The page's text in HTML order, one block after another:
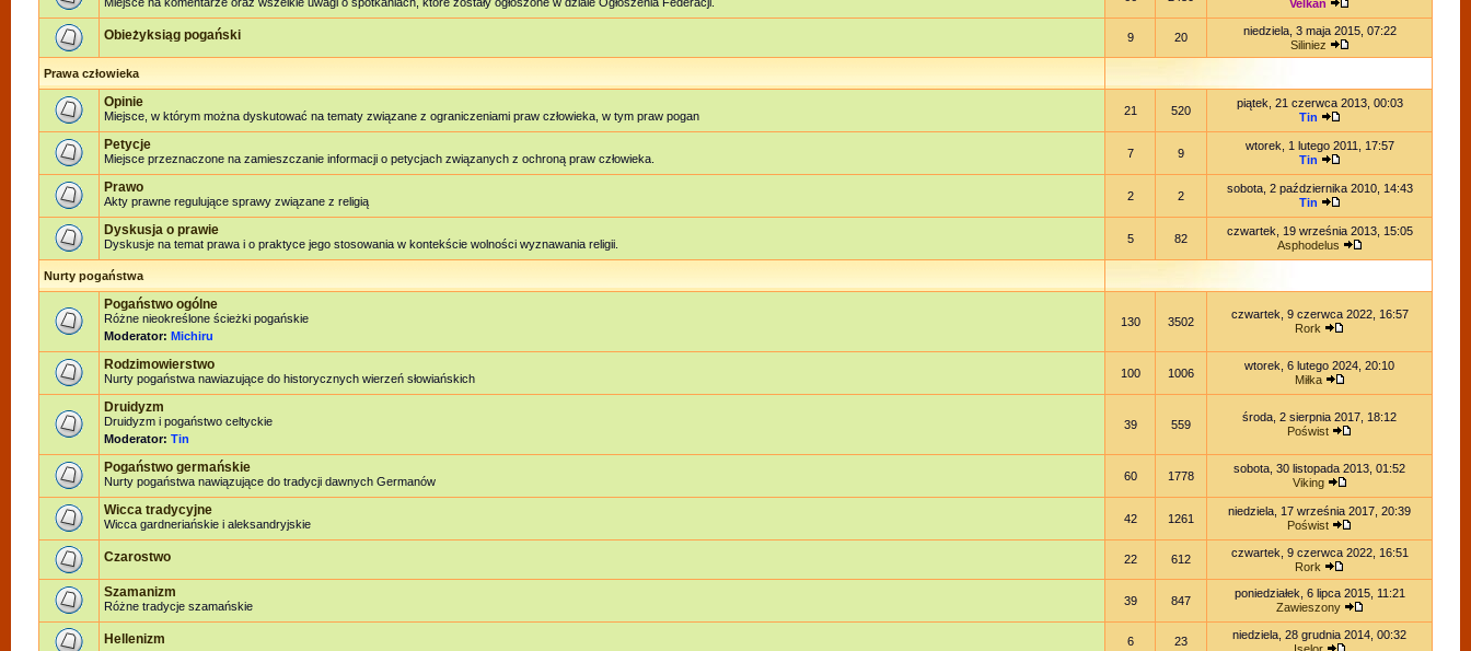
Velkan
Obieżyksiąg pogański 9 20
niedziela, 3 maja 2015, 07:22
Siliniez
Prawa człowieka
Opinie
Miejsce, w którym można dyskutować na tematy związane z ograniczeniami praw człowieka, w tym praw pogan 21 520
piątek, 21 czerwca 2013, 00:03
Tin
Petycje
Miejsce przeznaczone na zamieszczanie informacji o petycjach związanych z ochroną praw człowieka. 7 9
wtorek, 1 lutego 2011, 17:57
Tin
Prawo
Akty prawne regulujące sprawy związane z religią 2 2
sobota, 2 października 2010, 14:43
Tin
Dyskusja o prawie
Dyskusje na temat prawa i o praktyce jego stosowania w kontekście wolności wyznawania religii. 5 82
czwartek, 19 września 2013, 15:05
Asphodelus
Nurty pogaństwa
Pogaństwo ogólne
Różne nieokreślone ścieżki pogańskie
Moderator: Michiru
130 3502
czwartek, 9 czerwca 2022, 16:57
Rork
Rodzimowierstwo
Nurty pogaństwa nawiazujące do historycznych wierzeń słowiańskich 100 1006
wtorek, 6 lutego 2024, 20:10
Miłka
Druidyzm
Druidyzm i pogaństwo celtyckie
Moderator: Tin
39 559
środa, 2 sierpnia 2017, 18:12
Poświst
Pogaństwo germańskie
Nurty pogaństwa nawiązujące do tradycji dawnych Germanów 60 1778
sobota, 30 listopada 2013, 01:52
Viking
Wicca tradycyjne
Wicca gardneriańskie i aleksandryjskie 42 1261
niedziela, 17 września 2017, 20:39
Poświst
Czarostwo 22 612
czwartek, 9 czerwca 2022, 16:51
Rork
Szamanizm
Różne tradycje szamańskie 39 847
poniedziałek, 6 lipca 2015, 11:21
Zawieszony
Hellenizm 6 23
niedziela, 28 grudnia 2014, 00:32